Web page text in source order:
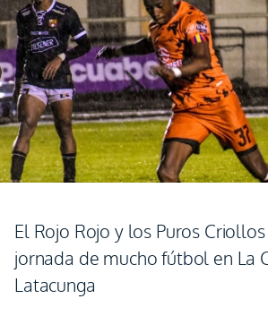
El Rojo Rojo y los Puros
jornada de mucho fútbol en La
Latacunga